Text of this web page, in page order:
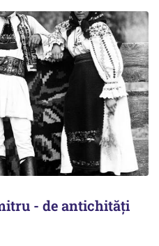
- de antichități